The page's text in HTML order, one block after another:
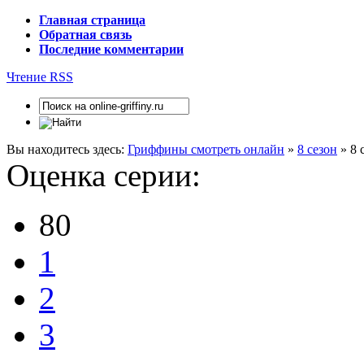
Главная страница
Обратная связь
Последние комментарии
Чтение RSS
Вы находитесь здесь: Гриффины смотреть онлайн » 8 сезон » 8
Оценка серии:
80
1
2
3